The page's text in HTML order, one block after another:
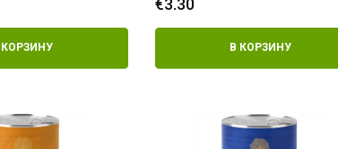
КОРЗИНУ
€3.30
В КОРЗИНУ